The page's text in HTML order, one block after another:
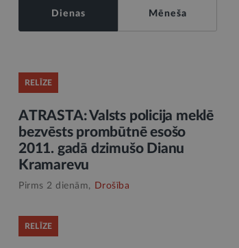
Dienas Mēneša
RELĪZE
ATRASTA: Valsts policija meklē
bezvēsts prombūtnē esošo
2011. gadā dzimušo Dianu
Kramarevu
Pirms 2 dienām, Drošība
RELĪZE